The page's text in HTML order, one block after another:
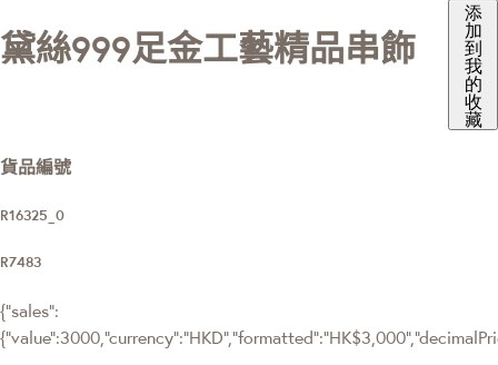
黛絲999足金工藝精品串飾
添
加
到
我
的
收
藏
貨品編號
R16325_0
R7483
{"sales":